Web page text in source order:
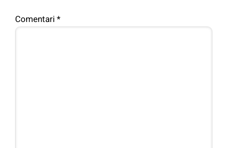
Comentari *